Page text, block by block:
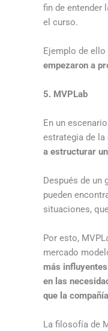
fin de entender
el curso.
Ejemplo de
empezaron a
5. MVPLab
En un
estrategia de la
a estructurar
Después de un
pueden
situaciones,
Por esto,
mercado
más
en las
que la
La filosofía de